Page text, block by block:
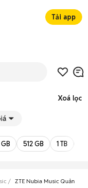
Tải app
Xoá lọc
512 GB 1 TB
ZTE Nubia Music Quảng